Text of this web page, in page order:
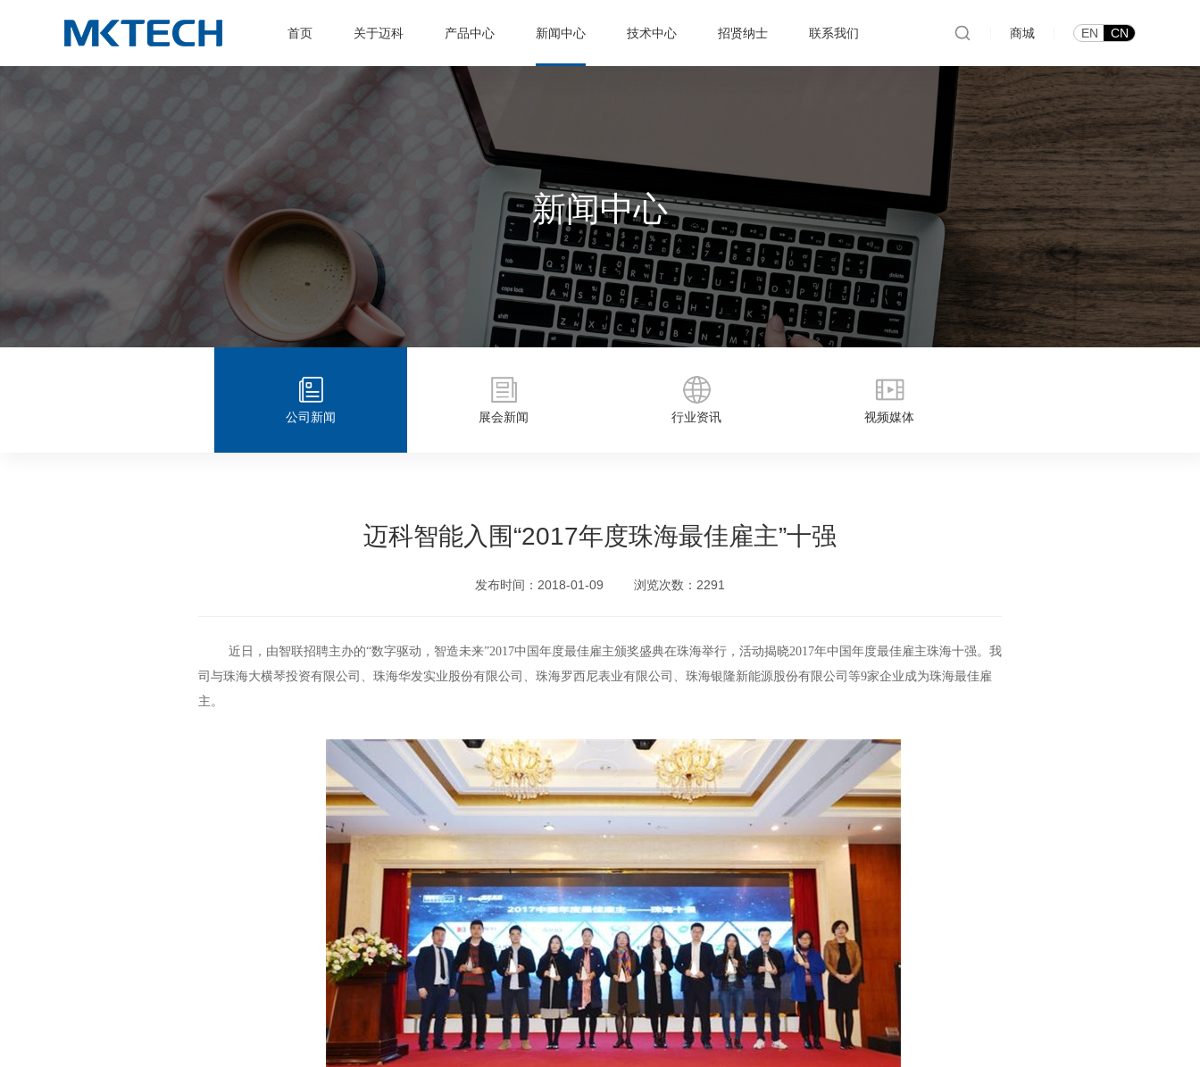
首页 关于迈科 产品中心 新闻中心 技术中心 招贤纳士 联系我们 商城 EN CN
新闻中心
公司新闻 展会新闻 行业资讯 视频媒体
迈科智能入围“2017年度珠海最佳雇主”十强
发布时间：2018-01-09 浏览次数：2291
近日，由智联招聘主办的“数字驱动，智造未来”2017中国年度最佳雇主颁奖盛典在珠海举行，活动揭晓2017年中国年度最佳雇主珠海十强。我
司与珠海大横琴投资有限公司、珠海华发实业股份有限公司、珠海罗西尼表业有限公司、珠海银隆新能源股份有限公司等9家企业成为珠海最佳雇
主。